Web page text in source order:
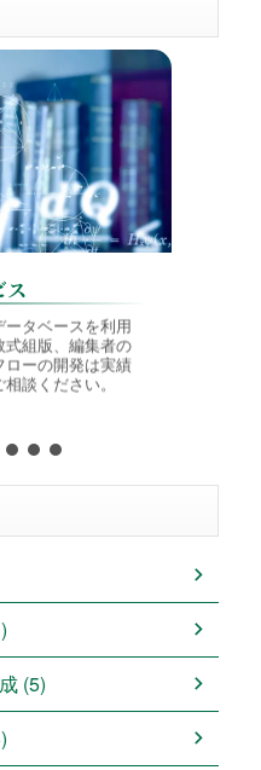
タベースを利用
式組版、編集者の
ーの開発は実績
談ください。
ス
(5)